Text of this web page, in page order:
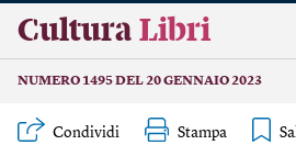
Cultura Libri
NUMERO 1495 DEL 20 GENNAIO 2023
Condividi Stampa